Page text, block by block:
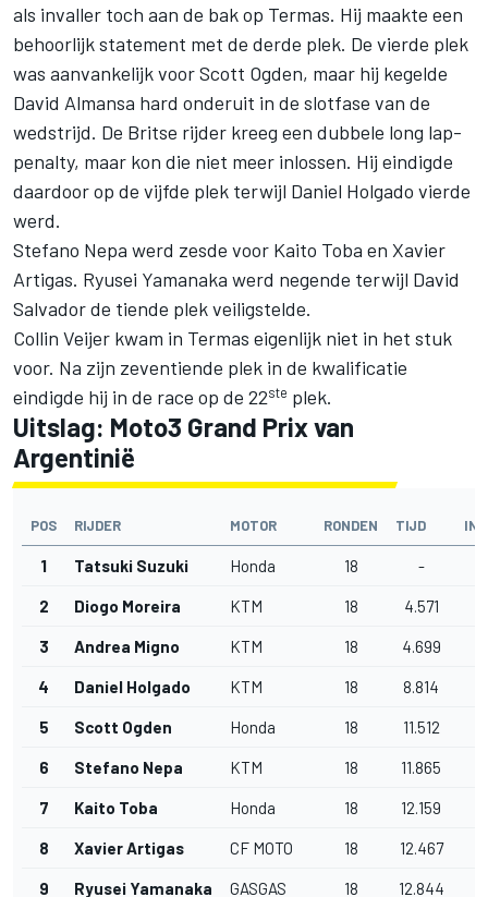
als invaller toch aan de bak op Termas. Hij maakte een
behoorlijk statement met de derde plek. De vierde plek
was aanvankelijk voorScott Ogden, maar hij kegelde
David Almansa hard onderuit in de slotfase van de
wedstrijd. De Britse rijder kreeg een dubbele long lap-
penalty, maar kon die niet meer inlossen. Hij eindigde
daardoor op de vijfde plek terwijl Daniel Holgado vierde
werd.
Stefano Nepa werd zesde voor Kaito Toba en Xavier
Artigas. Ryusei Yamanaka werd negende terwijl David
Salvador de tiende plek veiligstelde.
Collin Veijer kwam in Termas eigenlijk niet in het stuk
voor. Na zijn zeventiende plek in de kwalificatie
eindigde hij in de race op de 22ste plek.
Uitslag: Moto3 Grand Prix van
Argentinië
POS RIJDER MOTOR RONDEN TIJD
1 Tatsuki Suzuki Honda 18 -
2 Diogo Moreira KTM 18 4.571
3 Andrea Migno KTM 18 4.699
4 Daniel Holgado KTM 18 8.814
5 Scott Ogden Honda 18 11.512
6 Stefano Nepa KTM 18 11.865
7 Kaito Toba Honda 18 12.159
8 Xavier Artigas CF MOTO 18 12.467
9 Ryusei Yamanaka GASGAS 18 12.844